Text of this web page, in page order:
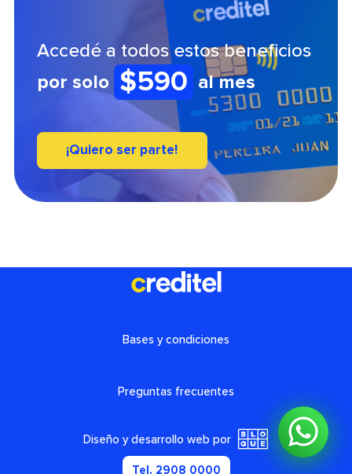
Accedé a todos estos beneficios
por solo $590 al mes
¡Quiero ser parte!
Bases y condiciones
Preguntas frecuentes
Diseño y desarrollo web por
Tel. 2908 0000